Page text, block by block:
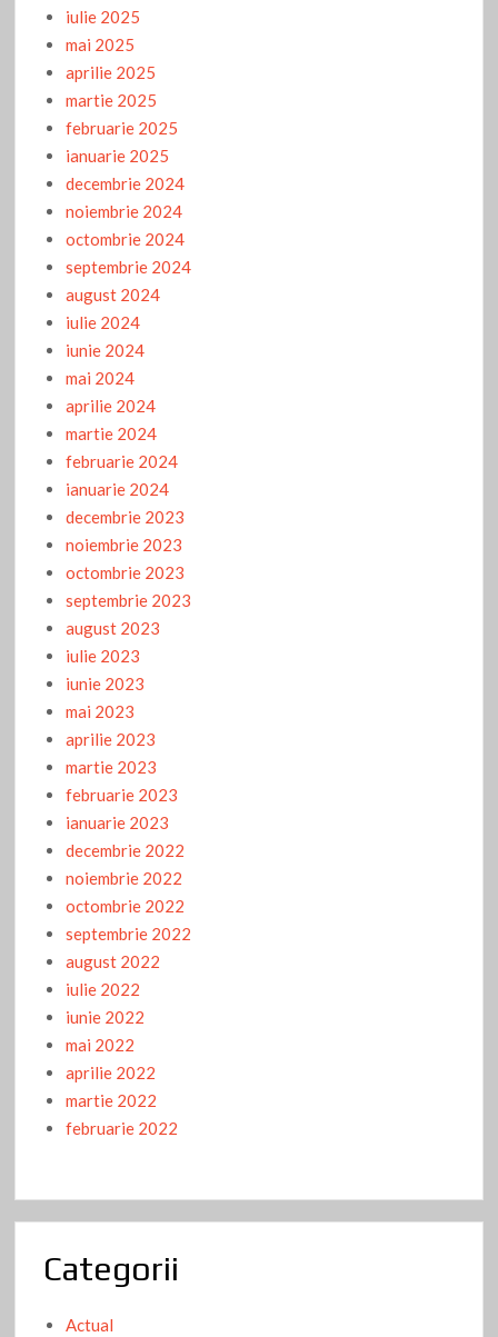
iulie 2025
mai 2025
aprilie 2025
martie 2025
februarie 2025
ianuarie 2025
decembrie 2024
noiembrie 2024
octombrie 2024
septembrie 2024
august 2024
iulie 2024
iunie 2024
mai 2024
aprilie 2024
martie 2024
februarie 2024
ianuarie 2024
decembrie 2023
noiembrie 2023
octombrie 2023
septembrie 2023
august 2023
iulie 2023
iunie 2023
mai 2023
aprilie 2023
martie 2023
februarie 2023
ianuarie 2023
decembrie 2022
noiembrie 2022
octombrie 2022
septembrie 2022
august 2022
iulie 2022
iunie 2022
mai 2022
aprilie 2022
martie 2022
februarie 2022
Categorii
Actual